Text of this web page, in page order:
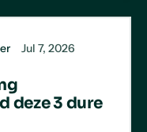
Jul 7, 2026
deze 3 dure